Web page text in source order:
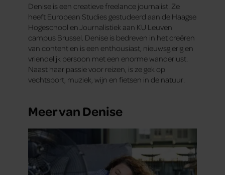
Denise is een creatieve freelance journalist. Ze
heeft European Studies gestudeerd aan de Haagse
Hogeschool en Journalistiek aan KU Leuven
campus Brussel. Denise is bedreven in het creëren
van content en is een enthousiast, nieuwsgierig en
vriendelijk persoon met een enorme wanderlust.
Naast haar passie voor reizen, is ze gek op
vechtsport, muziek, wijn en fietsen in de natuur.
Meer van Denise